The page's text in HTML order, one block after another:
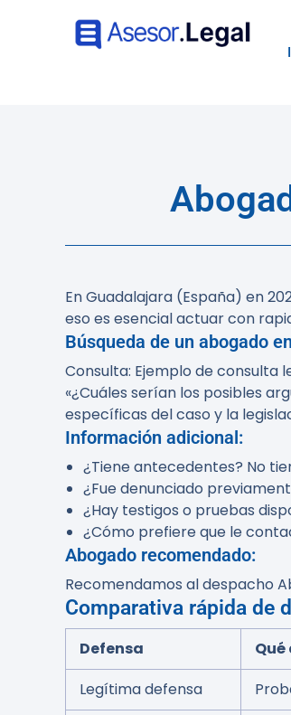
En Guadalajara (España) en
eso es esencial actuar con
Búsqueda de un abogado en
Consulta: Ejemplo de consulta
«¿Cuáles serían los posibles
específicas del caso y la
Información adicional:
¿Tiene antecedentes? No
¿Fue denunciado
¿Hay testigos o pruebas
¿Cómo prefiere que le
Abogado recomendado:
Recomendamos al despacho
Comparativa rápida de
Defensa Qué
Legítima defensa